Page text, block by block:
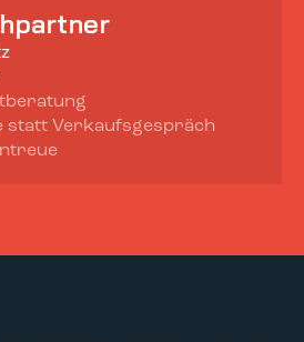
statt Verkaufsgespräch